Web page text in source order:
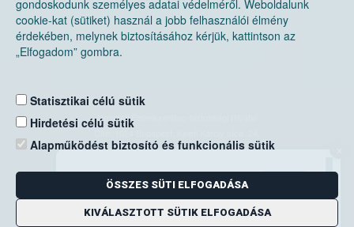
gondoskodunk személyes adatai védelméről. Weboldalunk
cookie-kat (sütiket) használ a jobb felhasználói élmény
érdekében, melynek biztosításához kérjük, kattintson az
„Elfogadom” gombra.
Statisztikai célú sütik
Hirdetési célú sütik
Alapműködést biztosító és funkcionális sütik
ÖSSZES SÜTI ELFOGADÁSA
KIVÁLASZTOTT SÜTIK ELFOGADÁSA
Nemzeti Élelmiszerlánc-biztonsági Hivatal
Levelezési cím: 1525 Budapest. Pf. 30.
E-mail:ugyfelszolgalat@nebih.gov.hu
Zöld szám: 06-80/263-244
Telefon: 06-1/ 336-9000